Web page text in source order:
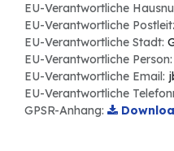
EU-Verantwortliche
EU-Verantwortliche
EU-Verantwortliche Stadt:
EU-Verantwortliche Person:
EU-Verantwortliche Email:
EU-Verantwortliche
GPSR-Anhang: